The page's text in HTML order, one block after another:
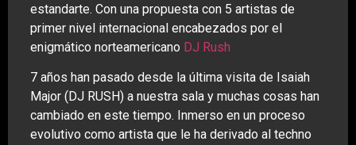
estandarte. Con una propuesta con 5 artistas de
primer nivel internacional encabezados por el
enigmático norteamericano DJ Rush
7 años han pasado desde la última visita de Isaiah
Major (DJ RUSH) a nuestra sala y muchas cosas han
cambiado en este tiempo. Inmerso en un proceso
evolutivo como artista que le ha derivado al techno